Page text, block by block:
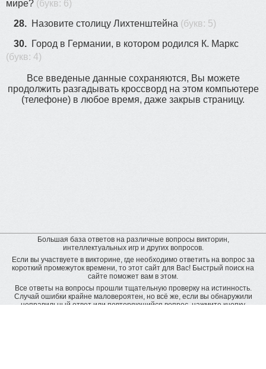
мире? (букв: 6)
28. Назовите столицу Лихтенштейна (букв: 5)
30. Город в Германии, в котором родился К. Маркс
(букв: 4)
Все введеные данные сохраняются, Вы можете
продолжить разгадывать кроссворд на этом компьютере
(телефоне) в любое время, даже закрыв страницу.
Большая база ответов на различные вопросы викторин,
интеллектуальных игр и других вопросов.
Если вы участвуете в викторине, где необходимо ответить на вопрос за
короткий промежуток времени, то этот сайт для Вас! Быстрый поиск на
сайте поможет вам в этом.
Все ответы на вопросы прошли тщательную проверку на истинность.
Случай ошибки крайне маловероятен, но всё же, если вы обнаружили
неправильный ответ или повторяющийся вопрос, нажмите кнопку